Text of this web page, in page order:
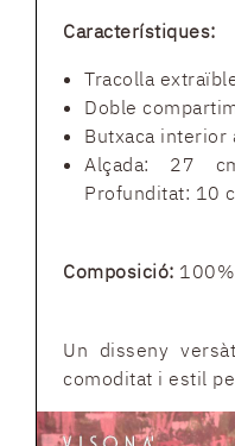
Característiques:
Tracolla
Doble
Butxaca interior
Alçada: 27
Profunditat: 10
Composició:
Un disseny
comoditat i estil